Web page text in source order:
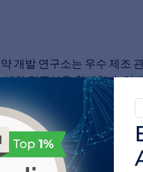
개발 연구소는 우수 제조
한 접근성을 확대할 수 있
을 제공함으로써 실험실 기
해 노력합니다. 아래에서 자